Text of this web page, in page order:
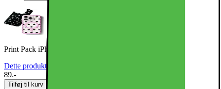
Print Pack iPhone 16 / 17 Ecru Noir
Dette produkt er endnu ikke blevet bedømt.
89.-
Tilføj til kurv